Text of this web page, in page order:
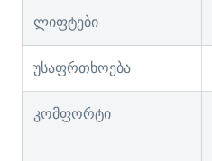
ლიფტები
უსაფრთხოება
კომფორტი